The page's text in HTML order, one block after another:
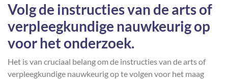
Volg de instructies van de arts of
verpleegkundige nauwkeurig op
voor het onderzoek.
Het is van cruciaal belang om de instructies van de arts of
verpleegkundige nauwkeurig op te volgen voor het maag